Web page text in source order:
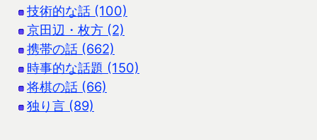
技術的な話 (100)
京田辺・枚方 (2)
携帯の話 (662)
時事的な話題 (150)
将棋の話 (66)
独り言 (89)